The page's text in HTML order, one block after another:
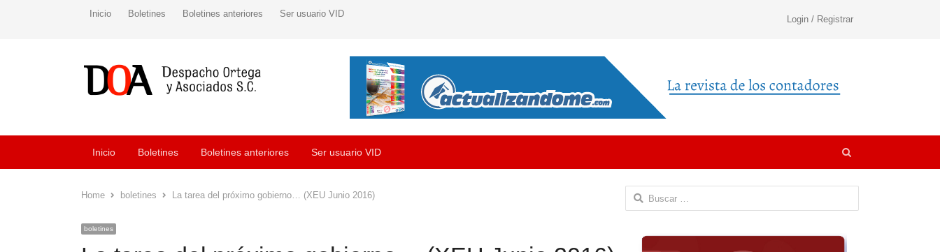
Inicio Boletines Boletines anteriores Ser usuario VID
Login / Registrar
Inicio Boletines Boletines anteriores Ser usuario VID
Home
boletines La tarea del próximo gobierno… (XEU Junio 2016)
boletines
Buscar: